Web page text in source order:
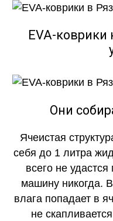
EVA-
Они
Ячеистая
себя до 1 литра
всего не
машину никогда.
влага попадает в
не